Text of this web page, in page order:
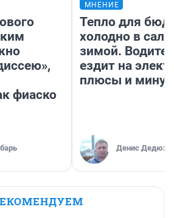
фиаско
МНЕНИЕ
Тепло для
холодно в
зимой.
ездит на
плюсы и
Денис